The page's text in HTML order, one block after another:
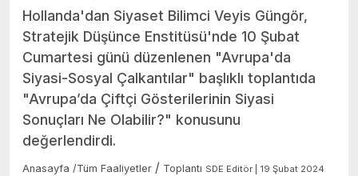
Hollanda'dan Siyaset Bilimci Veyis Güngör,
Stratejik Düşünce Enstitüsü'nde 10 Şubat
Cumartesi günü düzenlenen "Avrupa'da
Siyasi-Sosyal Çalkantılar" başlıklı toplantıda
"Avrupa’da Çiftçi Gösterilerinin Siyasi
Sonuçları Ne Olabilir?" konusunu
değerlendirdi.
Anasayfa /Tüm Faaliyetler / Toplantı SDE Editör | 19 Şubat 2024